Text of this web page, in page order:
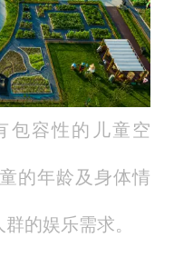
包容性的儿童空
的年龄及身体情
的娱乐需求。